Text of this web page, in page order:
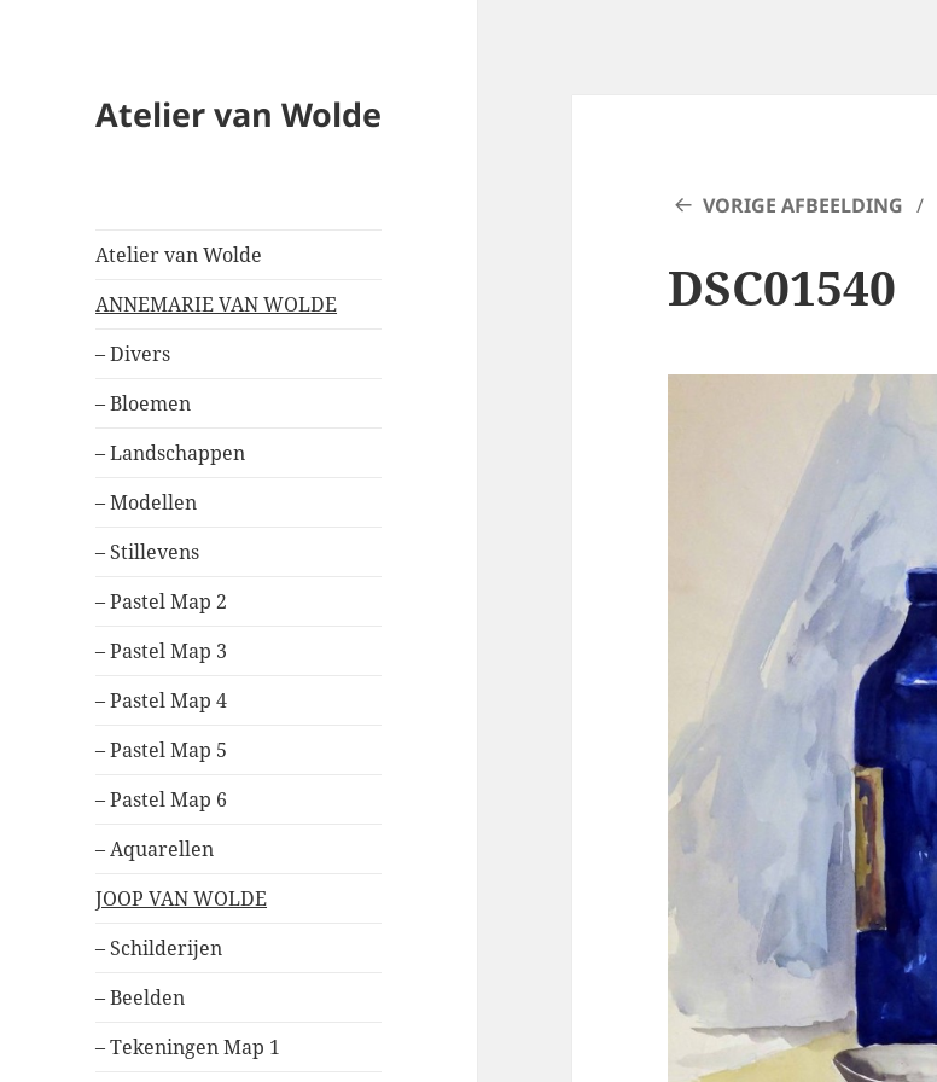
Atelier van Wolde
Atelier van Wolde
ANNEMARIE VAN WOLDE
– Divers
– Bloemen
– Landschappen
– Modellen
– Stillevens
– Pastel Map 2
– Pastel Map 3
– Pastel Map 4
– Pastel Map 5
– Pastel Map 6
– Aquarellen
JOOP VAN WOLDE
– Schilderijen
– Beelden
– Tekeningen Map 1
VORIGE AFBEELDING
DSC01540